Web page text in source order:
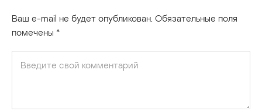
Ваш e-mail не будет опубликован. Обязательные поля
помечены *